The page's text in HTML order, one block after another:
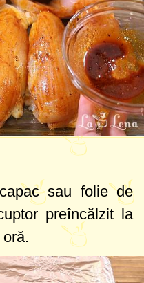
sau folie de
preîncălzit la